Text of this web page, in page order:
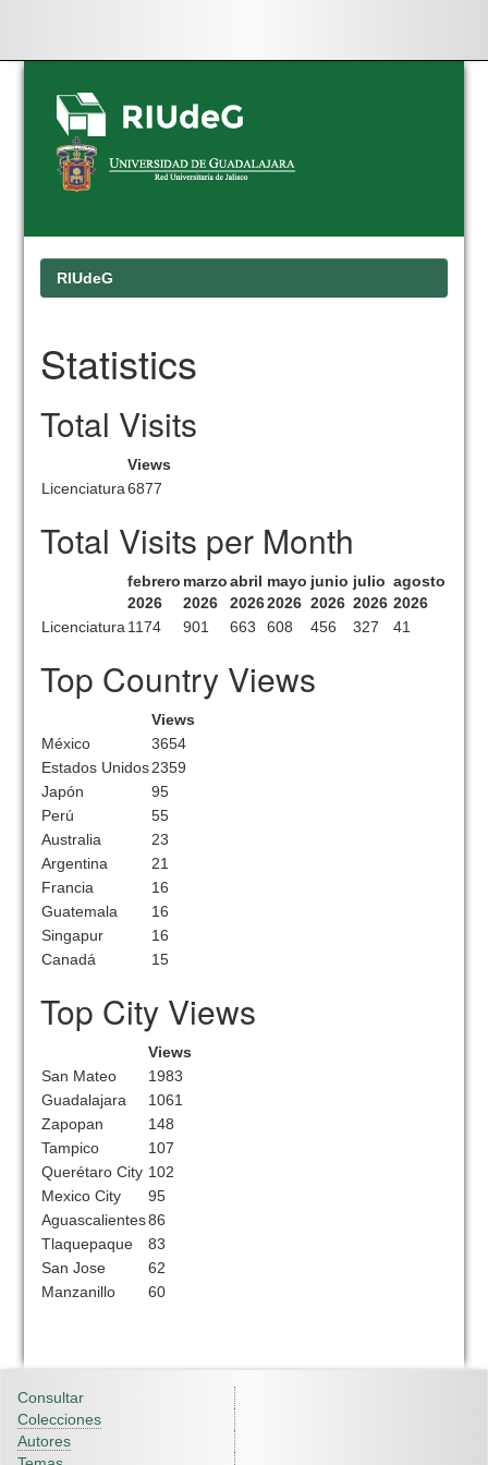
Skip
navigation
RIUdeG
Statistics
Total Visits
Views
Licenciatura 6877
Total Visits per Month
febrero
2026
marzo
2026
abril
2026
mayo
2026
junio
2026
julio
2026
agosto
2026
Licenciatura 1174 901 663 608 456 327 41
Top Country Views
Views
México
3654
Estados Unidos2359
Japón
95
Perú
55
Australia
23
Argentina
21
Francia
16
Guatemala
16
Singapur
16
Canadá
15
Top City Views
Views
San Mateo
1983
Guadalajara
1061
Zapopan
148
Tampico
107
Querétaro City 102
Mexico City
95
Aguascalientes86
Tlaquepaque
83
San Jose
62
Manzanillo
60
Consultar
Colecciones
Autores